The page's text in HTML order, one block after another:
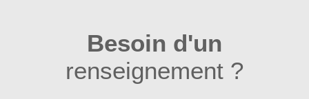
Besoin d'un
renseignement ?